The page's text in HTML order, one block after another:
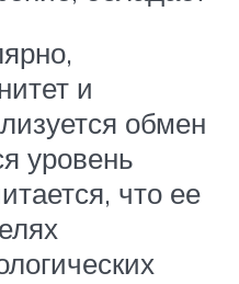
и
обмен
уровень
что ее